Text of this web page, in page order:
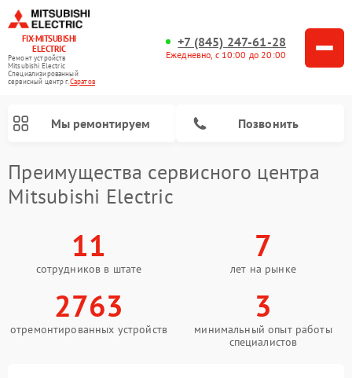
FIX-MITSUBISHI
ELECTRIC
Ремонт устройств
Mitsubishi Electric
Специализированный
cервисный центр г.Саратов
+7 (845) 247-61-28
Ежедневно, с 10:00 до 20:00
Мы ремонтируем Позвонить
Преимущества сервисного центра
Mitsubishi Electric
11
сотрудников в штате
7
лет на рынке
2763
отремонтированных устройств
3
минимальный опыт работы
специалистов